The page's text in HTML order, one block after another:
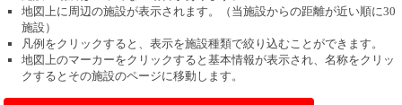
地図上に周辺の施設が表示されます。（当施設からの距離が近い順に30
施設）
凡例をクリックすると、表示を施設種類で絞り込むことができます。
地図上のマーカーをクリックすると基本情報が表示され、名称をクリッ
クするとその施設のページに移動します。